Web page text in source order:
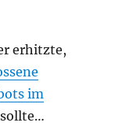
erhitzte,
im